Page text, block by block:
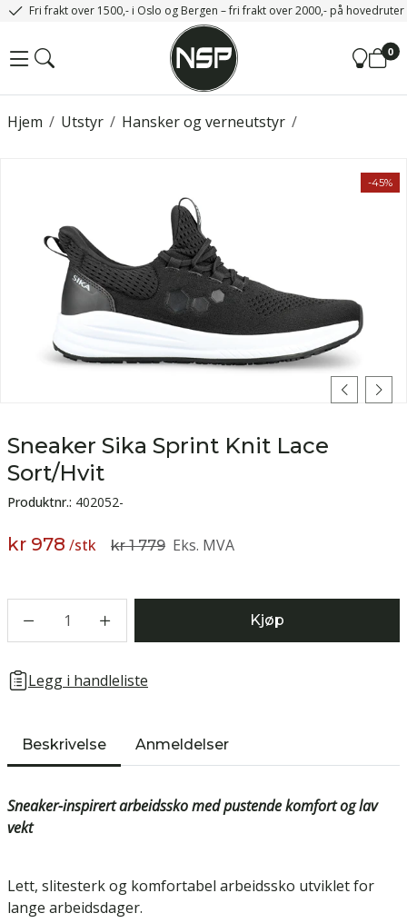
Fri frakt over 1500,- i Oslo og Bergen – fri frakt over 2000,- på
0
/
Hjem /
Utstyr /
Hansker og verneutstyr
-45%
Sneaker Sika Sprint Knit Lace
Sort/Hvit
Produktnr.: 402052-
kr 978 /stk kr 1 779 Eks. MVA
1 Kjøp
Legg i handleliste
Beskrivelse Anmeldelser
Sneaker-inspirert arbeidssko med pustende komfort og lav
vekt
Lett, slitesterk og komfortabel arbeidssko utviklet for
lange arbeidsdager.